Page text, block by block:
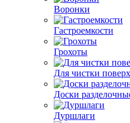
Воронки
Гастроемкости
Грохоты
Для чистки
Доски
Дуршлаги